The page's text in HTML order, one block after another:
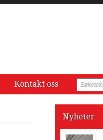
Kontakt oss
Nyheter